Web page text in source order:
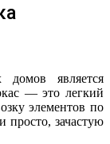
является
— это легкий
элементов по
просто, зачастую